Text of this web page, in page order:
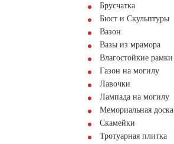
Брусчатка
Бюст и Скульптуры
Вазон
Вазы из мрамора
Влагостойкие рамки
Газон на могилу
Лавочки
Лампада на могилу
Мемориальная доска
Скамейки
Тротуарная плитка